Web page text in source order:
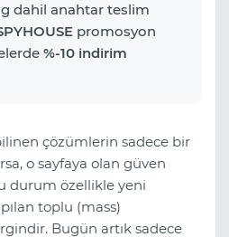
dahil anahtar teslim
promosyon
%-10 indirim
çözümlerin sadece bir
o sayfaya olan güven
durum özellikle yeni
toplu (mass)
Bugün artık sadece